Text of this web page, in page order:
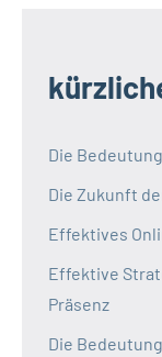
Die
Die Zukunft
Effektives
Effektive
Präsenz
Die